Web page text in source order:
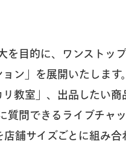
を目的に、ワンストッ
ン」を展開いたします
教室」、出品したい
問できるライブチャ
舗サイズごとに組み